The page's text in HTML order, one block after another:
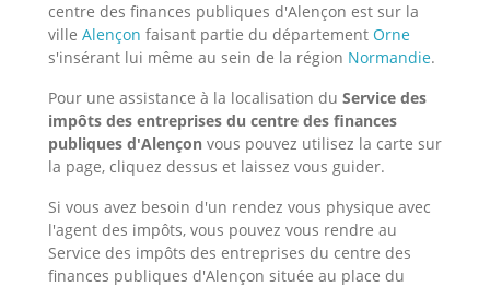
centre des finances publiques d'Alençon est sur la
ville Alençon faisant partie du département Orne
s'insérant lui même au sein de la région Normandie.
Pour une assistance à la localisation du Service des
impôts des entreprises du centre des finances
publiques d'Alençon vous pouvez utilisez la carte sur
la page, cliquez dessus et laissez vous guider.
Si vous avez besoin d'un rendez vous physique avec
l'agent des impôts, vous pouvez vous rendre au
Service des impôts des entreprises du centre des
finances publiques d'Alençon située au place du